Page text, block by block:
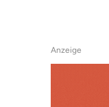
Anzeige